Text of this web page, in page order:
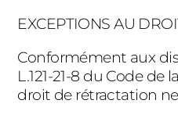
EXCEPTIONS AU
Conformément aux
L.121-21-8 du Code
droit de rétractation ne